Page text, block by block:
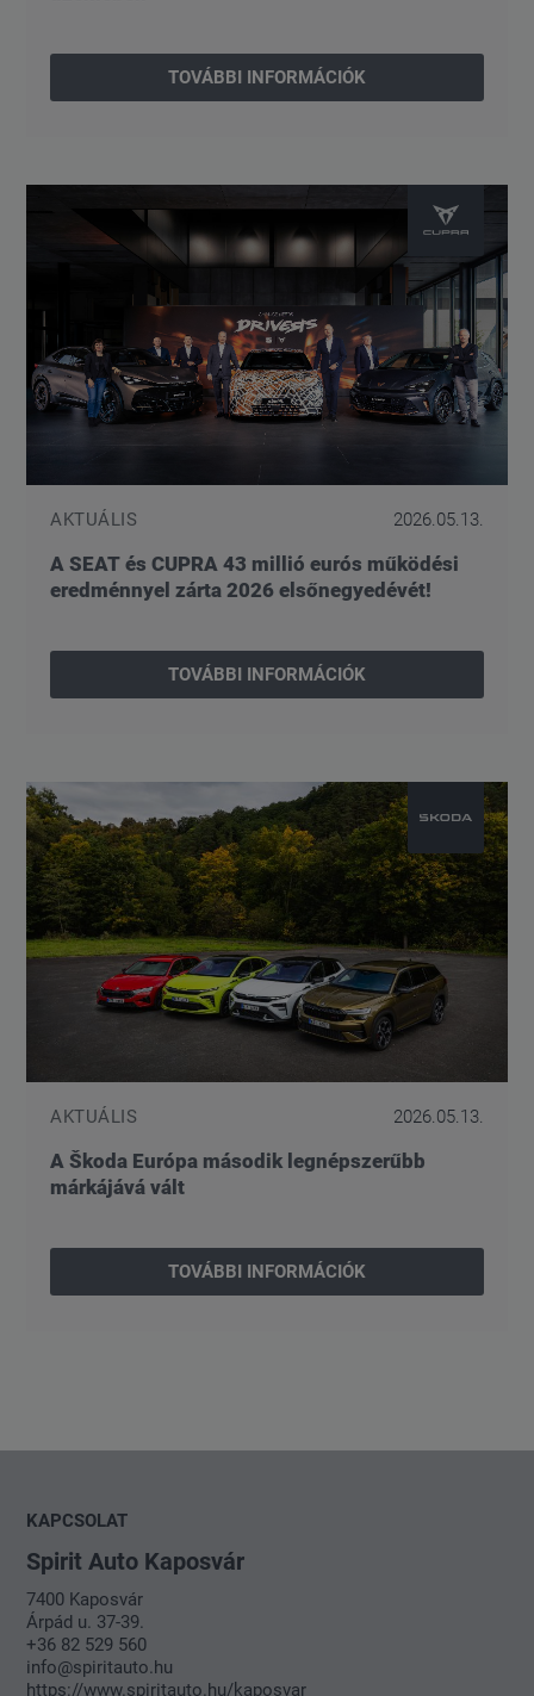
TOVÁBBI INFORMÁCIÓK
AKTUÁLIS 2026.05.13.
A SEAT és CUPRA 43 millió eurós működési
eredménnyel zárta 2026 elsőnegyedévét!
TOVÁBBI INFORMÁCIÓK
AKTUÁLIS 2026.05.13.
A Škoda Európa második legnépszerűbb
márkájává vált
TOVÁBBI INFORMÁCIÓK
KAPCSOLAT
Spirit Auto Kaposvár
7400 Kaposvár
Árpád u. 37-39.
+36 82 529 560
info@spiritauto.hu
https://www.spiritauto.hu/kaposvar